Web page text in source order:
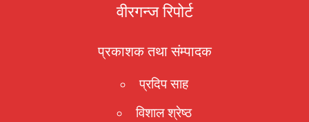
वीरगन्ज रिपोर्ट
प्रकाशक तथा संम्पादक
प्रदिप साह
विशाल श्रेष्ठ